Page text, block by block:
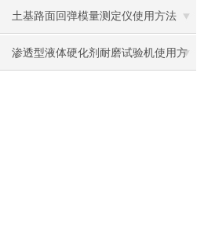
及使用方法
土基路面回弹模量测定仪使用方法
渗透型液体硬化剂耐磨试验机使用方